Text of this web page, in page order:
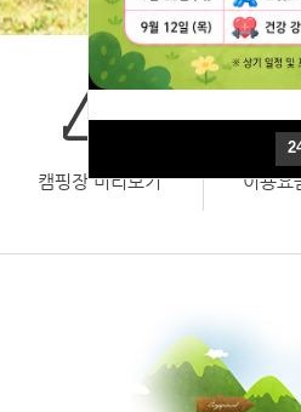
캠핑장 미리보기 이용요